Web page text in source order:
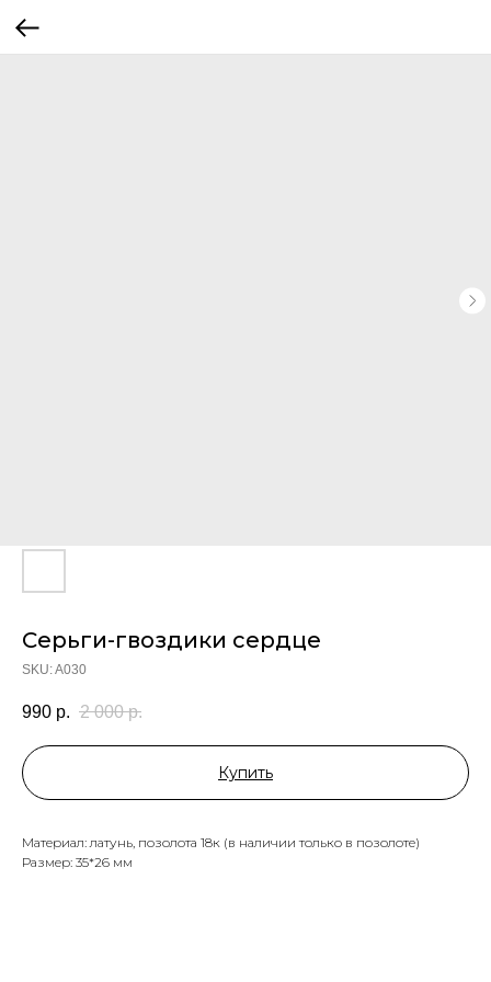
Серьги-гвоздики сердце
SKU:A030
990 р. 2 000 р.
Купить
Материал: латунь, позолота 18к (в наличии только в позолоте)
Размер: 35*26 мм